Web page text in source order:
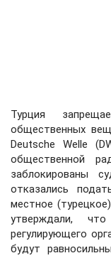
Турция
общественных
Deutsche Welle
общественной
заблокированы
отказались
местное
утверждали,
регулирующего
будут